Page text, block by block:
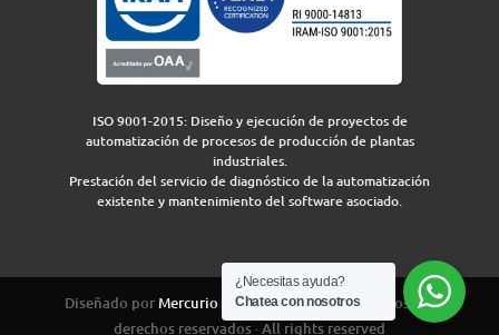
ISO 9001-2015: Diseño y ejecución de proyectos de
automatización de procesos de producción de plantas
industriales.
Prestación del servicio de diagnóstico de la automatización
existente y mantenimiento del software asociado.
Diseñado porMercurio Grouppara IEA 2026 · Todos los
derechos reservados · All rights reserved
¿Necesitas ayuda?
Chatea con nosotros